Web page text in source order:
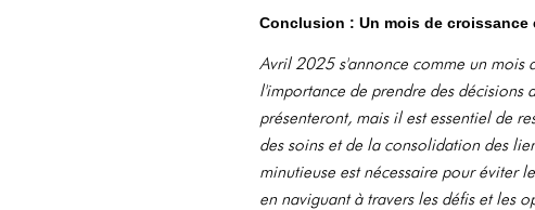
Conclusion : Un mois de croissance
Avril 2025 s'annonce comme un mois
l'importance de prendre des décisions
présenteront, mais il est essentiel de
des soins et de la consolidation des
minutieuse est nécessaire pour éviter
en naviguant à travers les défis et les